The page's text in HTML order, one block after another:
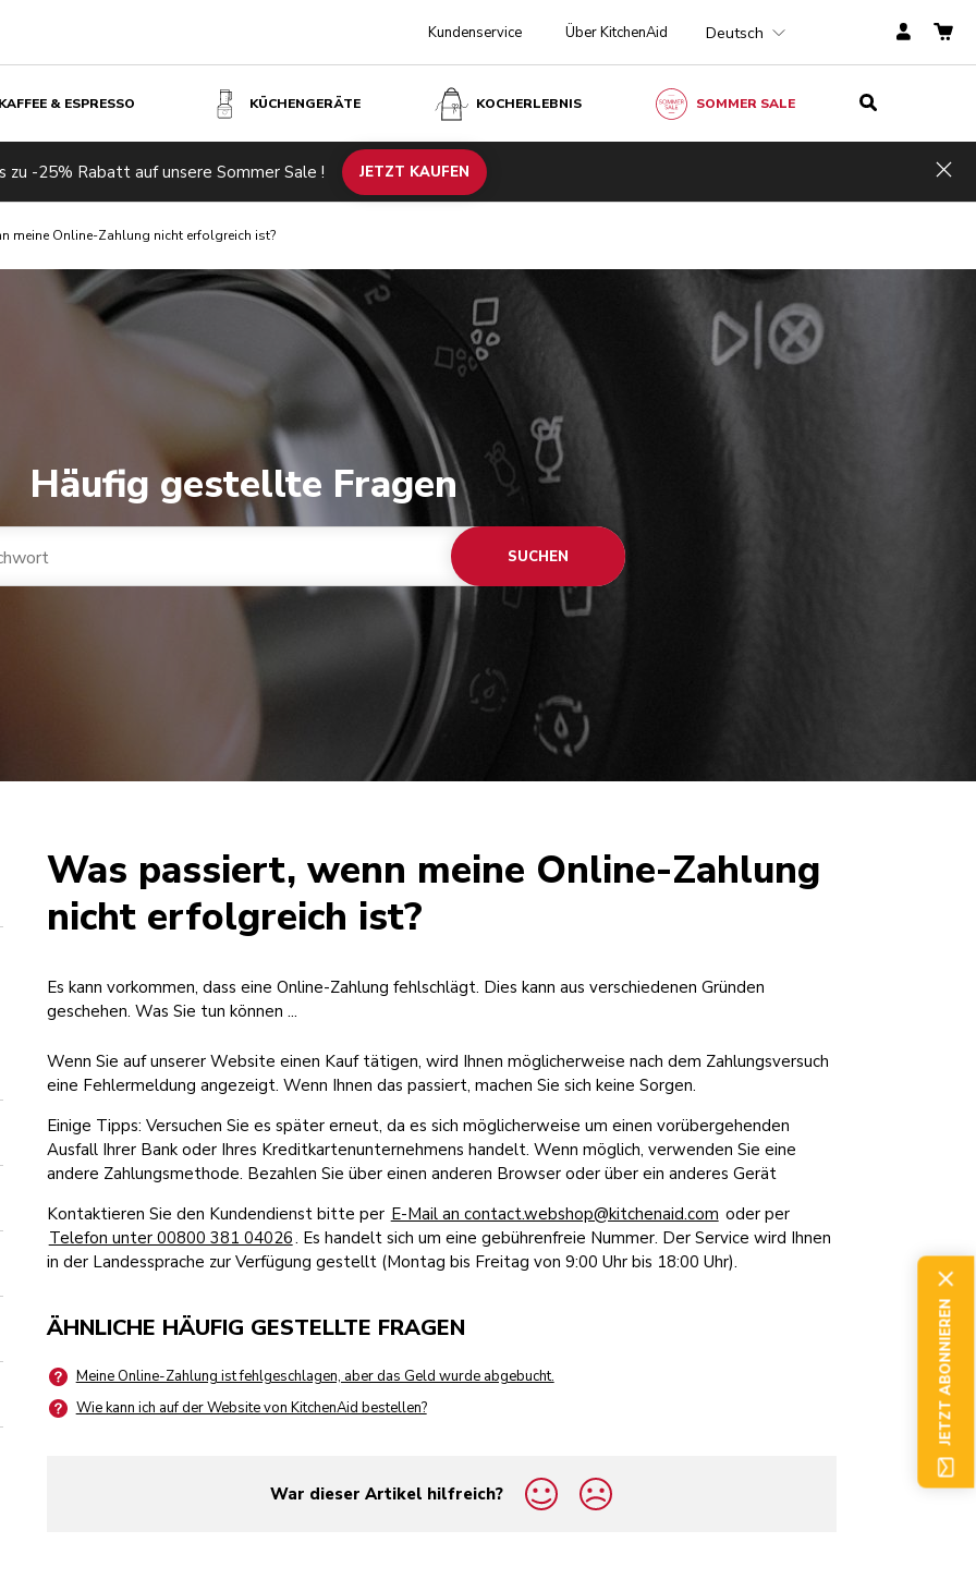
Kundenservice Über KitchenAid Deutsch
KAFFEE & ESPRESSO KÜCHENGERÄTE KOCHERLEBNIS SOMMER SALE
zu -25% Rabatt auf unsere Sommer Sale ! JETZT KAUFEN
meine Online-Zahlung nicht erfolgreich ist?
Häufig gestellte Fragen
SUCHEN
Was passiert, wenn meine Online-Zahlung
nicht erfolgreich ist?
Es kann vorkommen, dass eine Online-Zahlung fehlschlägt. Dies kann aus verschiedenen Gründen
geschehen. Was Sie tun können ...
Wenn Sie auf unserer Website einen Kauf tätigen, wird Ihnen möglicherweise nach dem Zahlungsversuch
eine Fehlermeldung angezeigt. Wenn Ihnen das passiert, machen Sie sich keine Sorgen.
Einige Tipps: Versuchen Sie es später erneut, da es sich möglicherweise um einen vorübergehenden
Ausfall Ihrer Bank oder Ihres Kreditkartenunternehmens handelt. Wenn möglich, verwenden Sie eine
andere Zahlungsmethode. Bezahlen Sie über einen anderen Browser oder über ein anderes Gerät
Kontaktieren Sie den Kundendienst bitte per E-Mail an contact.webshop@kitchenaid.com oder per
Telefon unter 00800 381 04026. Es handelt sich um eine gebührenfreie Nummer. Der Service wird Ihnen
in der Landessprache zur Verfügung gestellt (Montag bis Freitag von 9:00 Uhr bis 18:00 Uhr).
ÄHNLICHE HÄUFIG GESTELLTE FRAGEN
Meine Online-Zahlung ist fehlgeschlagen, aber das Geld wurde abgebucht.
Wie kann ich auf der Website von KitchenAid bestellen?
War dieser Artikel hilfreich?
yes
no
JETZT ABONNIEREN